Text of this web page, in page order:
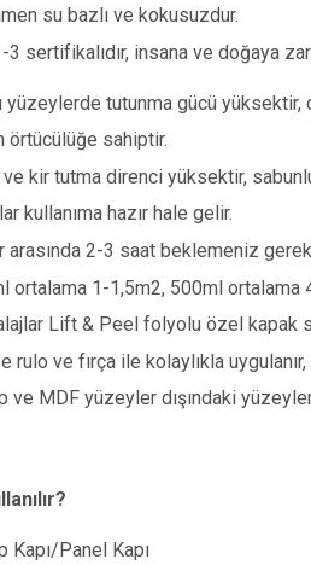
su bazlı ve kokusuzdur.
3 sertifikalıdır, insana ve doğaya
yüzeylerde tutunma gücü yüksektir,
örtücülüğe sahiptir.
kir tutma direnci yüksektir,
kullanıma hazır hale gelir.
arasında 2-3 saat beklemeniz
ortalama 1-1,5m2, 500ml
Lift & Peel folyolu özel kapak
rulo ve fırça ile kolaylıkla
ve MDF yüzeyler dışındaki
Kapı/Panel Kapı